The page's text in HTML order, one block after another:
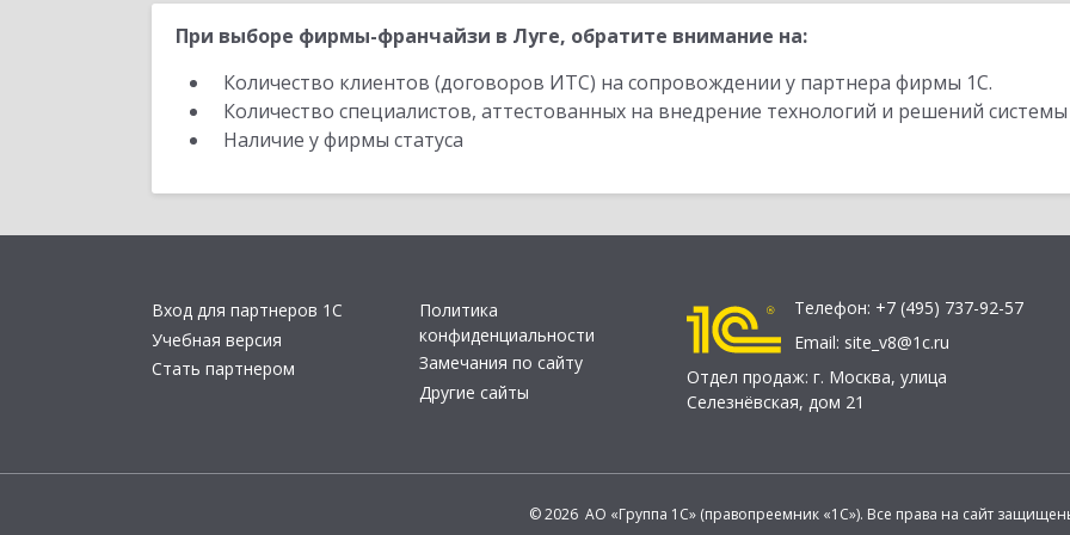
При выборе фирмы-франчайзи в Луге, обратите внимание на:
Количество клиентов (договоров ИТС) на сопровождении у партнера фирмы 1С.
Количество специалистов, аттестованных на внедрение технологий и решений
Наличие у фирмы статуса
Вход для партнеров 1С
Учебная версия
Стать партнером
Политика
конфиденциальности
Замечания по сайту
Другие сайты
Телефон: +7 (495) 737-92-57
Email: site_v8@1c.ru
Отдел продаж: г. Москва, улица
Селезнёвская, дом 21
© 2026 АО «Группа 1С» (правопреемник «1С»). Все права на сайт